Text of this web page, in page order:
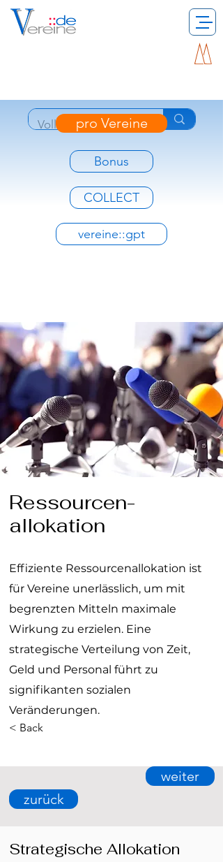
pro Vereine
Bonus
COLLECT
vereine::gpt
Ressourcen-
allokation
Effiziente Ressourcenallokation ist
für Vereine unerlässlich, um mit
begrenzten Mitteln maximale
Wirkung zu erzielen. Eine
strategische Verteilung von Zeit,
Geld und Personal führt zu
signifikanten sozialen
Veränderungen.
< Back
weiter
zurück
Strategische Allokation